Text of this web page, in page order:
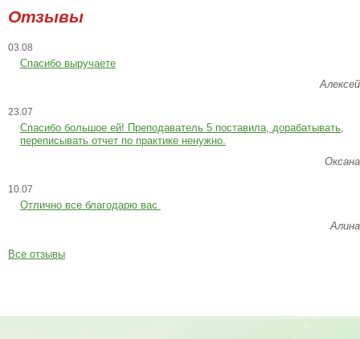
Отзывы
03.08
Спасибо выручаете
Алексей
23.07
Cпасибо большое ей! Преподаватель 5 поставила, дорабатывать,
переписывать отчет по практике ненужно.
Оксана
10.07
Отлично все благодарю вас
Алина
Все отзывы